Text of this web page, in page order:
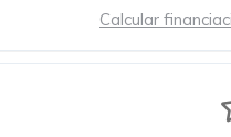
Calcular